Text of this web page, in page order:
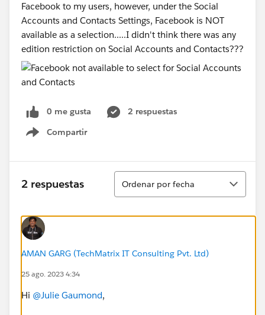
Facebook to my users, however, under the Social
Accounts and Contacts Settings, Facebook is NOT
available as a selection.....I didn't think there was any
edition restriction on Social Accounts and Contacts???
0 me gusta
2 respuestas
Compartir
Show menu
2 respuestas
Ordenar
Ordenar por fecha
AMAN GARG (TechMatrix IT Consulting Pvt. Ltd)
25 ago. 2023 4:34
Hi @Julie Gaumond,